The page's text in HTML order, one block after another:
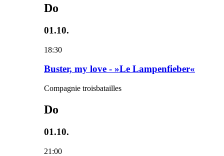
Do
01.10.
18:30
Buster, my love - »Le Lampenfieber«
Compagnie troisbatailles
Do
01.10.
21:00